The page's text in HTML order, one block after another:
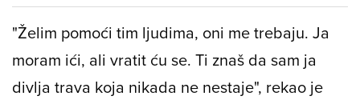
"Želim pomoći tim ljudima, oni me trebaju. Ja
moram ići, ali vratit ću se. Ti znaš da sam ja
divlja trava koja nikada ne nestaje", rekao je